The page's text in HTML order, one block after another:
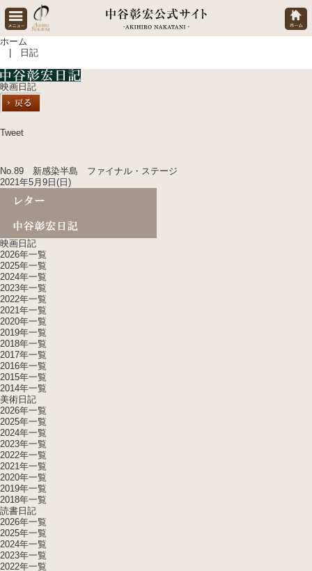
ホーム
| 日記
映画日記
Tweet
No.89 新感染半島 ファイナル・ステージ
2021年5月9日(日)
映画日記
2026年一覧
2025年一覧
2024年一覧
2023年一覧
2022年一覧
2021年一覧
2020年一覧
2019年一覧
2018年一覧
2017年一覧
2016年一覧
2015年一覧
2014年一覧
美術日記
2026年一覧
2025年一覧
2024年一覧
2023年一覧
2022年一覧
2021年一覧
2020年一覧
2019年一覧
2018年一覧
読書日記
2026年一覧
2025年一覧
2024年一覧
2023年一覧
2022年一覧